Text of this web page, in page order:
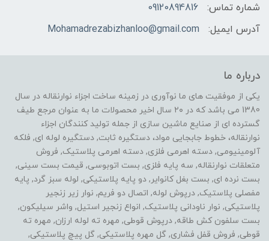
شماره تماس:
09120894816
آدرس ایمیل:
Mohamadrezabizhanloo@gmail.com
درباره ما
یکی از موفقیت های ما نوآوری در زمینه ساخت اجزاء نوارنقاله در سال
1380 می باشد که در ۲۰ سال اخیر محصولات ما به عنوان مرجع طیف
گسترده ای از صنایع ماشین سازی از جمله تولید کنندگان اجزاء
نوارنقاله، خطوط جابجایی مواد، دستگیره ثابت, دستگیره لوله ای, فلکه
آلومینیومی, دسته اهرمی فلزی, دسته اهرمی پلاستیک, فروش
متعلقات نوارنقاله, سه پایه فلزی, بست اتوبوسی, قیمت بست سینی,
بست نرده ای, بست بغل کانوایر, دو پایه پلاستیکی, لوله سبز گرد, پایه
مفصلی پلاستیک, درپوش لوله, اتصال دو فریم, نوار زیر زنجیر
پلاستیکی, نوار ناودانی پلاستیک, انواع زنجیر استیل, واشر سیلیکون,
بست سلفون کش طاقه, درپوش قوطی, مهره ته لوله ارزان, مهره ته
قوطی, فروش قفل فشاری, گل مهره پلاستیکی, گل پیچ پلاستیکی,